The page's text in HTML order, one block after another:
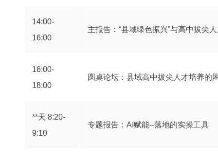
14:00-
16:00
主报告：“县域绿色振兴”与高中拔尖
16:00-
18:00
圆桌论坛：县域高中拔尖人才培养的
**天 8:20-
9:10
专题报告：AI赋能--落地的实操工具